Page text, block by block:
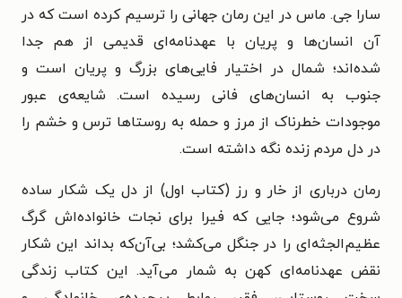
سارا جی. ماس در این رمان جهانی را ترسیم کرده است که در
آن انسان‌ها و پریان با عهدنامه‌ای قدیمی از هم جدا
شده‌اند؛ شمال در اختیار فایی‌های بزرگ و پریان است و
جنوب به انسان‌های فانی رسیده است. شایعه‌ی عبور
موجودات خطرناک از مرز و حمله به روستاها ترس و خشم را
در دل مردم زنده نگه داشته است.
رمان درباری از خار و رز (کتاب اول) از دل یک شکار ساده
شروع می‌شود؛ جایی که فیرا برای نجات خانواده‌اش گرگ
عظیم‌الجثه‌ای را در جنگل می‌کشد؛ بی‌آن‌که بداند این شکار
نقض عهدنامه‌ای کهن به شمار می‌آید. این کتاب زندگی